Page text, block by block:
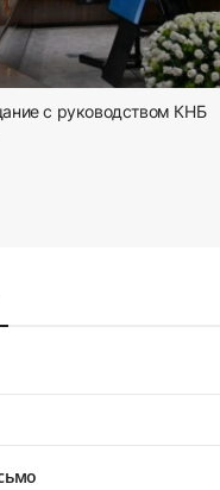
с руководством КНБ